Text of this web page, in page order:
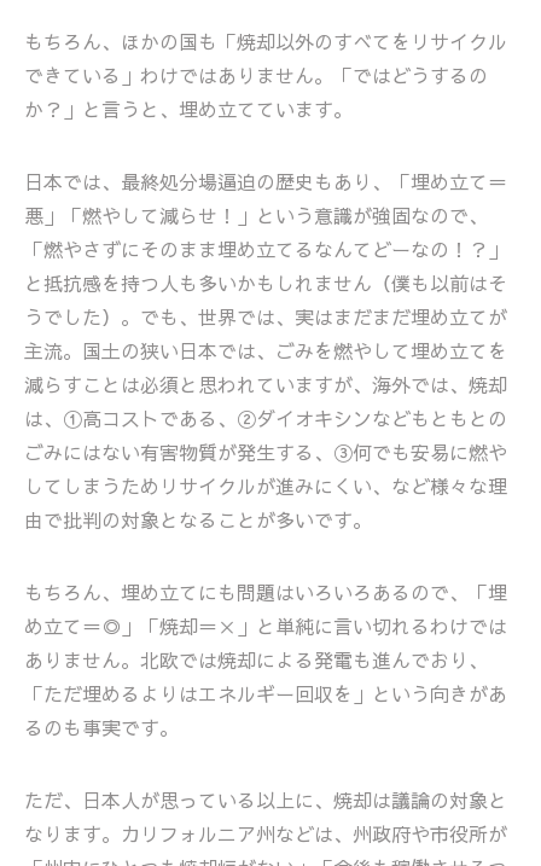
もちろん、ほかの国も「焼却以外のすべてをリサイクル
できている」わけではありません。「ではどうするの
か？」と言うと、埋め立てています。
日本では、最終処分場逼迫の歴史もあり、「埋め立て＝
悪」「燃やして減らせ！」という意識が強固なので、
「燃やさずにそのまま埋め立てるなんてどーなの！？」
と抵抗感を持つ人も多いかもしれません（僕も以前はそ
うでした）。でも、世界では、実はまだまだ埋め立てが
主流。国土の狭い日本では、ごみを燃やして埋め立てを
減らすことは必須と思われていますが、海外では、焼却
は、①高コストである、②ダイオキシンなどもともとの
ごみにはない有害物質が発生する、③何でも安易に燃や
してしまうためリサイクルが進みにくい、など様々な理
由で批判の対象となることが多いです。
もちろん、埋め立てにも問題はいろいろあるので、「埋
め立て＝◎」「焼却＝✕」と単純に言い切れるわけでは
ありません。北欧では焼却による発電も進んでおり、
「ただ埋めるよりはエネルギー回収を」という向きがあ
るのも事実です。
ただ、日本人が思っている以上に、焼却は議論の対象と
なります。カリフォルニア州などは、州政府や市役所が